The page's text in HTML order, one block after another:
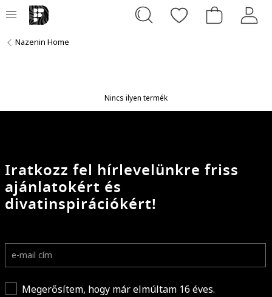
Nazenin Home
Nincs ilyen termék
Iratkozz fel hírlevelünkre friss
ajánlatokért és
divatinspirációkért!
Megerősítem, hogy már elmúltam 16 éves.